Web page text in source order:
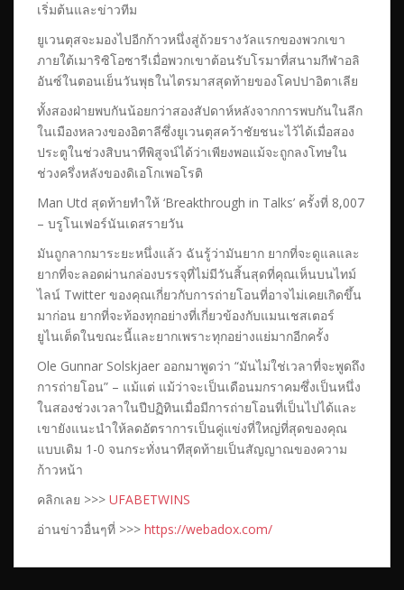
เริ่มต้นและข่าวทีม
ยูเวนตุสจะมองไปอีกก้าวหนึ่งสู่ถ้วยรางวัลแรกของพวกเขา
ภายใต้เมาริซิโอซารีเมื่อพวกเขาต้อนรับโรมาที่สนามกีฬาอลิ
อันซ์ในตอนเย็นวันพุธในไตรมาสสุดท้ายของโคปปาอิตาเลีย
ทั้งสองฝ่ายพบกันน้อยกว่าสองสัปดาห์หลังจากการพบกันในลีก
ในเมืองหลวงของอิตาลีซึ่งยูเวนตุสคว้าชัยชนะไว้ได้เมื่อสอง
ประตูในช่วงสิบนาทีพิสูจน์ได้ว่าเพียงพอแม้จะถูกลงโทษใน
ช่วงครึ่งหลังของดิเอโกเพอโรติ
Man Utd สุดท้ายทำให้ ‘Breakthrough in Talks’ ครั้งที่ 8,007
– บรูโนเฟอร์นันเดสรายวัน
มันถูกลากมาระยะหนึ่งแล้ว ฉันรู้ว่ามันยาก ยากที่จะดูแลและ
ยากที่จะลอดผ่านกล่องบรรจุที่ไม่มีวันสิ้นสุดที่คุณเห็นบนไทม์
ไลน์ Twitter ของคุณเกี่ยวกับการถ่ายโอนที่อาจไม่เคยเกิดขึ้น
มาก่อน ยากที่จะท้องทุกอย่างที่เกี่ยวข้องกับแมนเชสเตอร์
ยูไนเต็ดในขณะนี้และยากเพราะทุกอย่างแย่มากอีกครั้ง
Ole Gunnar Solskjaer ออกมาพูดว่า “มันไม่ใช่เวลาที่จะพูดถึง
การถ่ายโอน” – แม้แต่ แม้ว่าจะเป็นเดือนมกราคมซึ่งเป็นหนึ่ง
ในสองช่วงเวลาในปีปฏิทินเมื่อมีการถ่ายโอนที่เป็นไปได้และ
เขายังแนะนำให้ลดอัตราการเป็นคู่แข่งที่ใหญ่ที่สุดของคุณ
แบบเดิม 1-0 จนกระทั่งนาทีสุดท้ายเป็นสัญญาณของความ
ก้าวหน้า
คลิกเลย >>> UFABETWINS
อ่านข่าวอื่นๆที่ >>> https://webadox.com/